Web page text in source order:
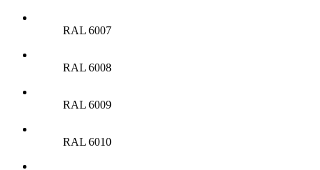
RAL 6007
RAL 6008
RAL 6009
RAL 6010